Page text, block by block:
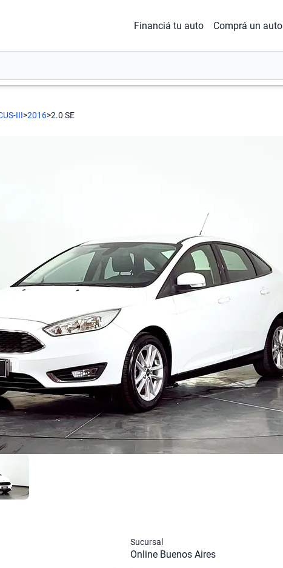
Financiá tu auto Comprá un auto
III>2016>2.0 SE
Online Buenos Aires
Sucursal